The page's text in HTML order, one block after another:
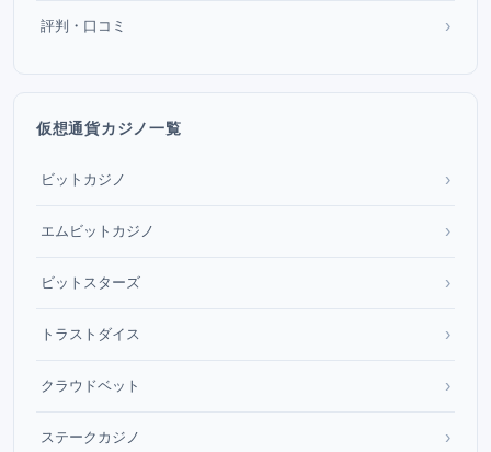
評判・口コミ ›
仮想通貨カジノ一覧
ビットカジノ ›
エムビットカジノ ›
ビットスターズ ›
トラストダイス ›
クラウドベット ›
ステークカジノ ›